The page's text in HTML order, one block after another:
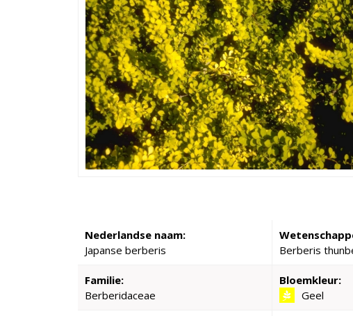
Nederlandse naam:
Japanse berberis
Berberis
Familie:
Berberidaceae
Bloemkleur:
Geel